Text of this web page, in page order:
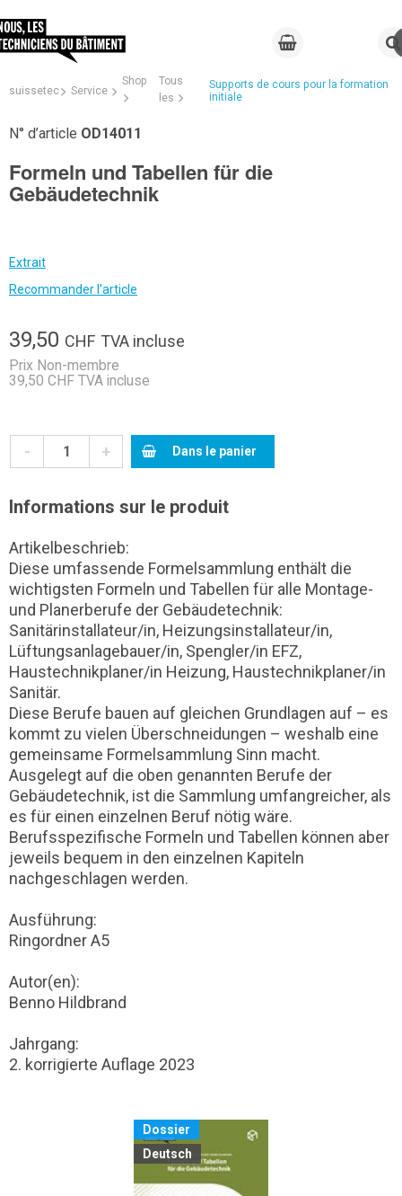
suissetec Service
Shop
Tous
les
Supports de cours pour la formation
initiale
N° d’article OD14011
Formeln und Tabellen für die
Gebäudetechnik
Extrait
Recommander l'article
39,50 CHF TVA incluse
Prix Non-membre
39,50 CHF TVA incluse
- + Dans le panier
Informations sur le produit
Artikelbeschrieb:
Diese umfassende Formelsammlung enthält die
wichtigsten Formeln und Tabellen für alle Montage-
und Planerberufe der Gebäudetechnik:
Sanitärinstallateur/in, Heizungsinstallateur/in,
Lüftungsanlagebauer/in, Spengler/in EFZ,
Haustechnikplaner/in Heizung, Haustechnikplaner/in
Sanitär.
Diese Berufe bauen auf gleichen Grundlagen auf – es
kommt zu vielen Überschneidungen – weshalb eine
gemeinsame Formelsammlung Sinn macht.
Ausgelegt auf die oben genannten Berufe der
Gebäudetechnik, ist die Sammlung umfangreicher, als
es für einen einzelnen Beruf nötig wäre.
Berufsspezifische Formeln und Tabellen können aber
jeweils bequem in den einzelnen Kapiteln
nachgeschlagen werden.
Ausführung:
Ringordner A5
Autor(en):
Benno Hildbrand
Jahrgang:
2. korrigierte Auflage 2023
Dossier
Deutsch